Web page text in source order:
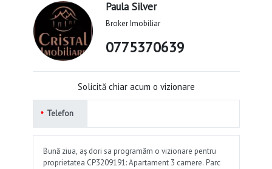
Paula Silver
Broker Imobiliar
0775370639
Solicită chiar acum o vizionare
Telefon